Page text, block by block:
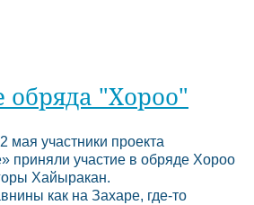
"Хороо"
мая участники проекта
приняли участие в обряде Хороо
Хайыракан.
как на Захаре, где-то